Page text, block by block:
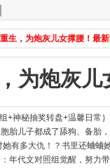
生，为炮灰儿女撑腰！最
为炮灰儿
+神秘抽奖转盘+温馨日
儿子都成了舔狗、备胎
多大仇！？书里还蛐蛐
年代文对照组觉醒，努力带